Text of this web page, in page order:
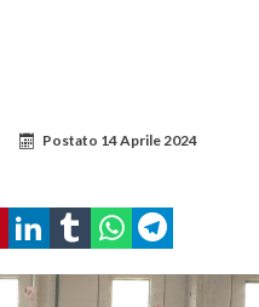
Postato 14 Aprile 2024